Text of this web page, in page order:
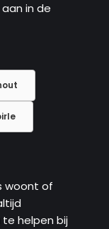
in de
woont of
helpen bij